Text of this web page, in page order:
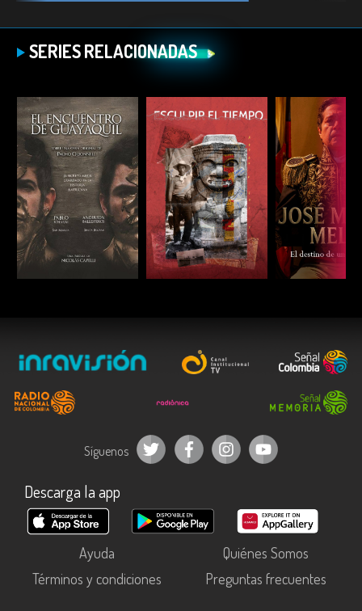
SERIES RELACIONADAS
ESCUCHAR ESCUCHAR
Síguenos
Descarga la app
Ayuda
Quiénes Somos
Términos y condiciones
Preguntas frecuentes